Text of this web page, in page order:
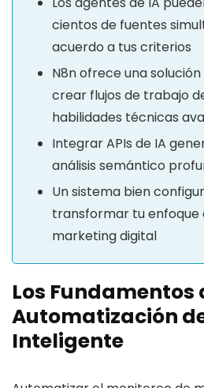
cientos de fuentes
acuerdo a tus criterios
N8n ofrece una
crear flujos de trabajo
habilidades técnicas
Integrar APIs de IA
análisis semántico
Un sistema bien
transformar tu
marketing digital
Los Fundamentos
Automatización
Inteligente